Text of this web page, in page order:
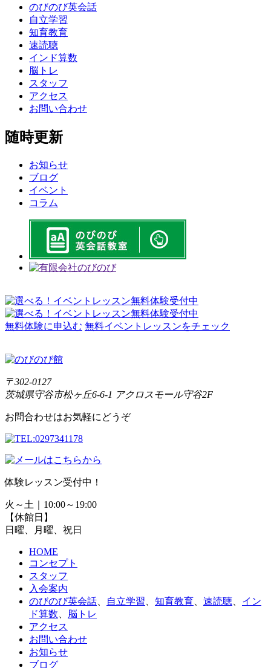
のびのび英会話
自立学習
知育教育
速読聴
インド算数
脳トレ
スタッフ
アクセス
お問い合わせ
随時更新
お知らせ
ブログ
イベント
コラム
無料体験に申込む 無料イベントレッスンをチェック
〒302-0127
茨城県守谷市松ヶ丘6-6-1 アクロスモール守谷2F
お問合わせはお気軽にどうぞ
体験レッスン受付中！
火～土｜10:00～19:00
【休館日】
日曜、月曜、祝日
HOME
コンセプト
スタッフ
入会案内
のびのび英会話
自立学習 知育教育 速読聴
イン
ド算数
脳トレ
アクセス
お問い合わせ
お知らせ
ブログ